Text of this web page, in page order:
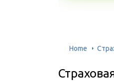
Home